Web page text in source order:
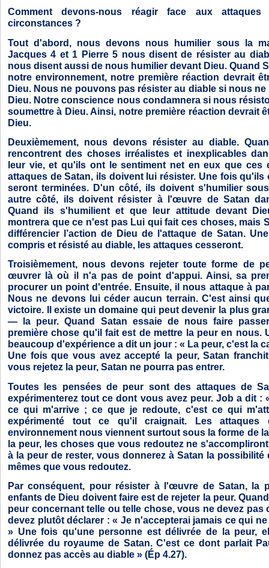
Comment devons-nous réagir face aux
circonstances ?
Tout d'abord, nous devons nous humilier sous la
Jacques 4 et 1 Pierre 5 nous disent de résister au
nous disent aussi de nous humilier devant Dieu. Quand
notre environnement, notre première réaction devrait
Dieu. Nous ne pouvons pas résister au diable si nous
Dieu. Notre conscience nous condamnera si nous
soumettre à Dieu. Ainsi, notre première réaction devrait
Dieu.
Deuxièmement, nous devons résister au diable.
rencontrent des choses irréalistes et inexplicables
leur vie, et qu'ils ont le sentiment net en eux que ces
attaques de Satan, ils doivent lui résister. Une fois qu'ils
seront terminées. D'un côté, ils doivent s'humilier
autre côté, ils doivent résister à l'œuvre de Satan
Quand ils s'humilient et que leur attitude devant
montrera que ce n'est pas Lui qui fait ces choses, mais
différencier l’action de Dieu de l'attaque de Satan.
compris et résisté au diable, les attaques cesseront.
Troisièmement, nous devons rejeter toute forme de
œuvrer là où il n'a pas de point d'appui. Ainsi, sa
procurer un point d'entrée. Ensuite, il nous attaque à
Nous ne devons lui céder aucun terrain. C'est ainsi
victoire. Il existe un domaine qui peut devenir la plus
— la peur. Quand Satan essaie de nous faire
première chose qu'il fait est de mettre la peur en nous.
beaucoup d'expérience a dit un jour : « La peur, c'est la
Une fois que vous avez accepté la peur, Satan
vous rejetez la peur, Satan ne pourra pas entrer.
Toutes les pensées de peur sont des attaques de
expérimenterez tout ce dont vous avez peur. Job a dit :
ce qui m'arrive ; ce que je redoute, c'est ce qui
expérimenté tout ce qu'il craignait. Les attaques
environnement nous viennent surtout sous la forme de
la peur, les choses que vous redoutez ne
à la peur de rester, vous donnerez à Satan la
mêmes que vous redoutez.
Par conséquent, pour résister à l'œuvre de Satan, la
enfants de Dieu doivent faire est de rejeter la peur.
peur concernant telle ou telle chose, vous ne devez pas
devez plutôt déclarer : « Je n'accepterai jamais ce qui
» Une fois qu'une personne est délivrée de la peur,
délivrée du royaume de Satan. C'est ce dont parlait
donnez pas accès au diable » (Ép 4.27).